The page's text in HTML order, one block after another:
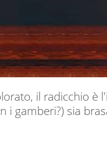
il radicchio è
i gamberi?) sia